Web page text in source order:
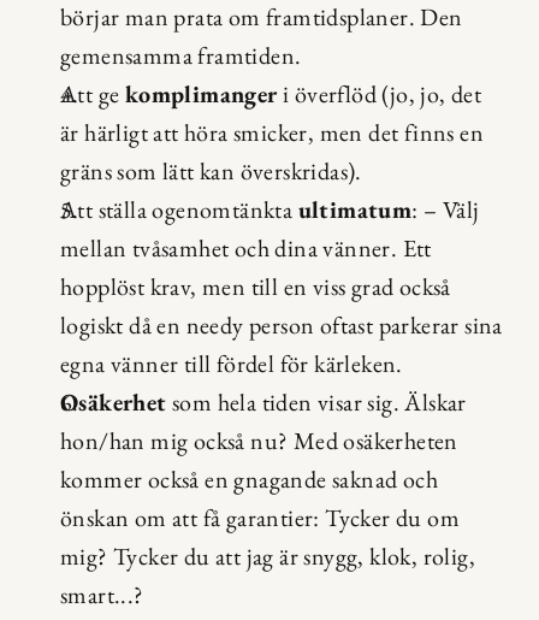
börjar man prata om framtidsplaner. Den
gemensamma framtiden.
Att ge komplimanger i överflöd (jo, jo, det
är härligt att höra smicker, men det finns en
gräns som lätt kan överskridas).
Att ställa ogenomtänkta ultimatum: – Välj
mellan tvåsamhet och dina vänner. Ett
hopplöst krav, men till en viss grad också
logiskt då en needy person oftast parkerar sina
egna vänner till fördel för kärleken.
Osäkerhet som hela tiden visar sig. Älskar
hon/han mig också nu? Med osäkerheten
kommer också en gnagande saknad och
önskan om att få garantier: Tycker du om
mig? Tycker du att jag är snygg, klok, rolig,
smart...?